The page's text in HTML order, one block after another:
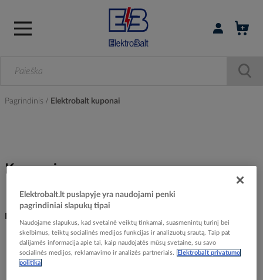
Prisijungti /
Pagrindinis Elektrobalt kuponai
Kuponai
Nuolaidos kuponas - raidžių ir/ar skaičių kombinacija, leidžianti
įsigyti prekes elektrobalt.lt dar pigiau. Kuponas gali turėti ribotą
Elektrobalt.lt puslapyje yra naudojami penki
pagrindiniai slapukų tipai
Naudojame slapukus, kad svetainė veiktų tinkamai, suasmenintų turinį bei
skelbimus, teiktų socialinės medijos funkcijas ir analizuotų srautą. Taip pat
dalijamės informacija apie tai, kaip naudojatės mūsų svetaine, su savo
socialinės medijos, reklamavimo ir analizės partneriais.
Elektrobalt privatumo
politika